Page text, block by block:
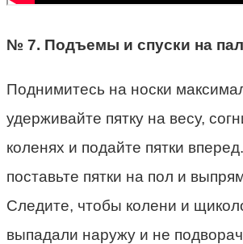
№ 7. Подъемы и спуски на
Поднимитесь на носки
удерживайте пятку на весу,
коленях и подайте пятки
поставьте пятки на пол и
Следите, чтобы колени и
выпадали наружу и не